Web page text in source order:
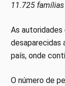
11.725
As autoridades
desaparecidas
país, onde
O número de